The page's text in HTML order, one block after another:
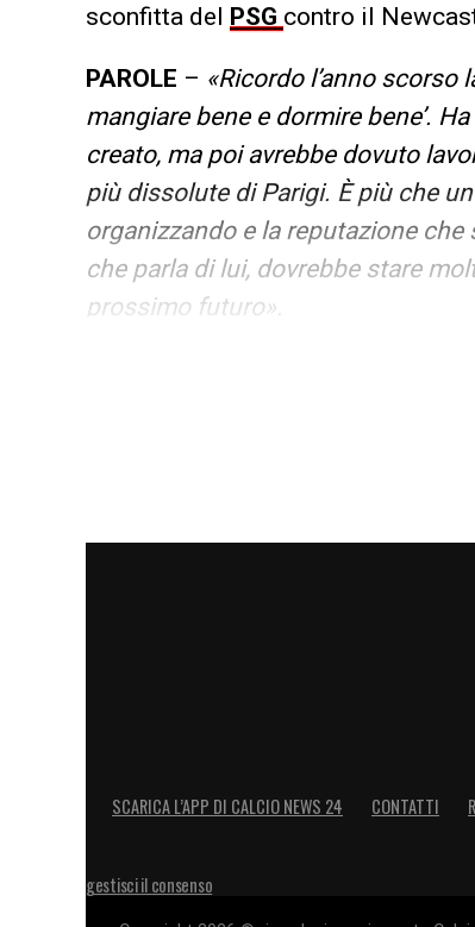
sconfitta del PSG contro il
PAROLE – «Ricordo l’anno scorso
mangiare bene e dormire bene’.
creato, ma poi avrebbe dovuto
più dissolute di Parigi. È più che
organizzando e la reputazione
che parla di lui, dovrebbe stare
prossimo futuro».
LA PLAYLIST DELLE NOSTRE TOP
SCARICA L’APP DI CALCIO NEWS 24 CONTATTI
gestisci il consenso